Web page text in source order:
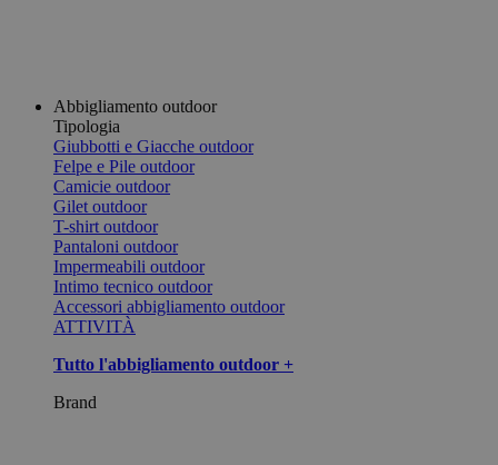
Abbigliamento outdoor
Tipologia
Giubbotti e Giacche outdoor
Felpe e Pile outdoor
Camicie outdoor
Gilet outdoor
T-shirt outdoor
Pantaloni outdoor
Impermeabili outdoor
Intimo tecnico outdoor
Accessori abbigliamento outdoor
ATTIVITÀ
Tutto l'abbigliamento outdoor +
Brand